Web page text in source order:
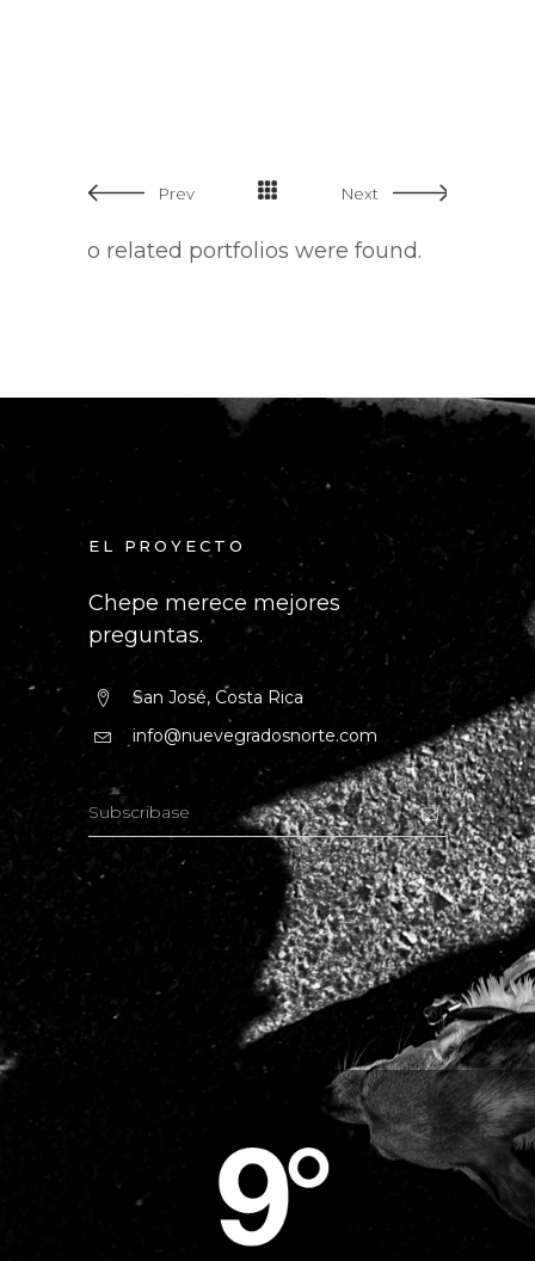
Prev Next
No related portfolios were found.
EL PROYECTO
Chepe merece mejores
preguntas.
San José, Costa Rica
info@nuevegradosnorte.com